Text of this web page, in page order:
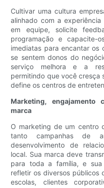
Cultivar uma cultura
alinhado com a
em equipe, solicite
programação e capacite-
imediatas para encantar os
se sentem donos do
serviço melhora e a
permitindo que você cresça
define os centros de
Marketing, engajamento
marca
O marketing de um centro
tanto campanhas de
desenvolvimento de
local. Sua marca deve
para toda a família, e
refletir os diversos públicos
escolas, clientes